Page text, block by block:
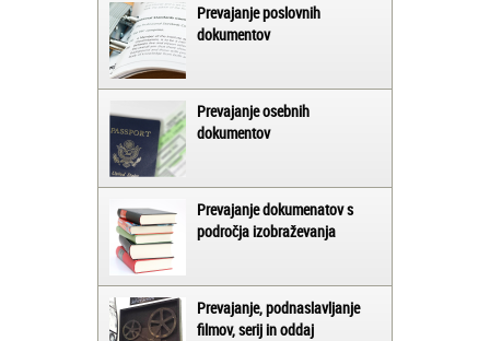
Prevajanje poslovnih
dokumentov
Prevajanje osebnih
dokumentov
Prevajanje dokumenatov s
področja izobraževanja
Prevajanje, podnaslavljanje
filmov, serij in oddaj